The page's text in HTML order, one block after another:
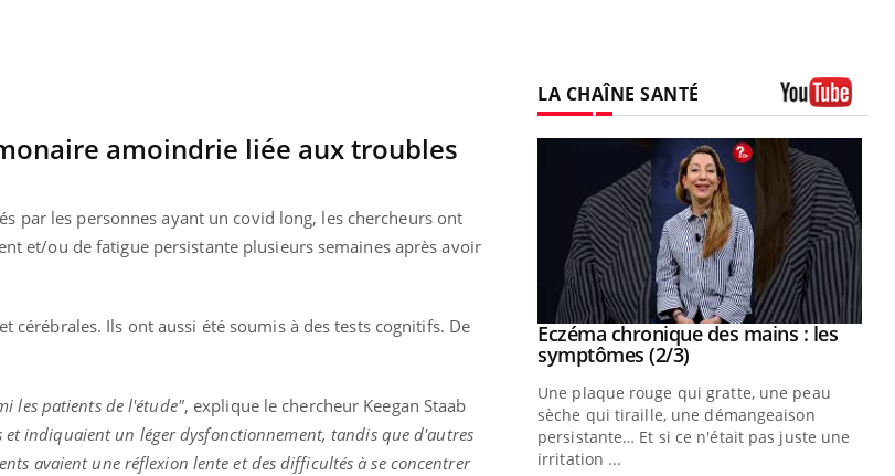
amoindrie liée aux troubles
par les personnes ayant un covid long, les chercheurs ont
et/ou de fatigue persistante plusieurs semaines après avoir
cérébrales. Ils ont aussi été soumis à des tests cognitifs. De
les patients de l'étude", explique le chercheur Keegan Staab
et indiquaient un léger dysfonctionnement, tandis que d'autres
avaient une réflexion lente et des difficultés à se concentrer
LA CHAÎNE SANTÉ
mise sur le bien
de Pourquoi
Régis Blugeon, DRH et
Youtube
Eczéma chronique des mains : au
dermatologue à Paris, vous explique
comment protéger vos mains au quotidien
et éviter les ...
Youtube
Eczéma chronique des mains : les
symptômes (2/3)Youtube
Une plaque rouge qui gratte, une peau
sèche qui tiraille, une démangeaison
persistante… Et si ce n'était pas juste une
irritation ...